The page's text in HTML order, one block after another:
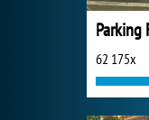
Parking
62 175x